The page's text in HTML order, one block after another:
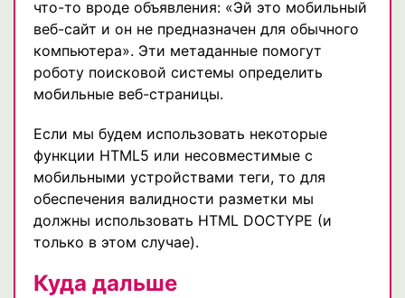
что-то вроде объявления: «Эй это мобильный
веб-сайт и он не предназначен для обычного
компьютера». Эти метаданные помогут
роботу поисковой системы определить
мобильные веб-страницы.
Если мы будем использовать некоторые
функции HTML5 или несовместимые с
мобильными устройствами теги, то для
обеспечения валидности разметки мы
должны использовать HTML DOCTYPE (и
только в этом случае).
Куда дальше